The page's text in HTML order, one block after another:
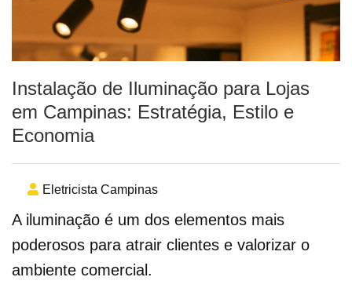
Instalação de Iluminação para Lojas
em Campinas: Estratégia, Estilo e
Economia
Eletricista Campinas
A iluminação é um dos elementos mais
poderosos para atrair clientes e valorizar o
ambiente comercial.